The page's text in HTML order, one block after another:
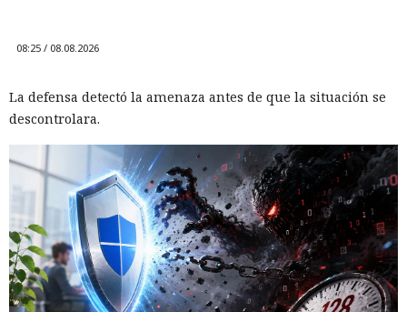
08:25 / 08.08.2026
La defensa detectó la amenaza antes de que la situación se
descontrolara.